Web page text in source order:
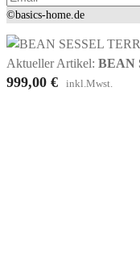
©basics-home.de
Aktueller Artikel: BEAN
999,00 € inkl.Mwst.